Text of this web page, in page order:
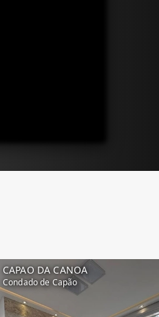
CAPAO DA CANOA
Condado de Capão